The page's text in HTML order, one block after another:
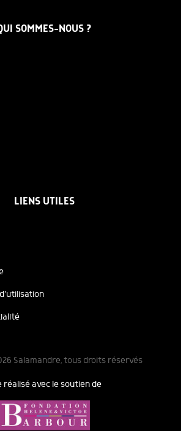
SOMMES-NOUS ?
LIENS UTILES
Salamandre, tous droits réservés
réalisé avec le soutien de